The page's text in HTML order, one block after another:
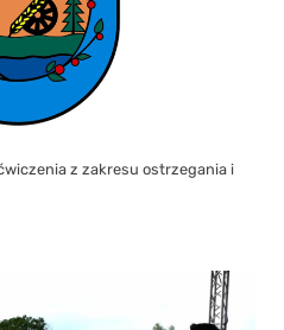
z zakresu ostrzegania i